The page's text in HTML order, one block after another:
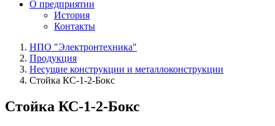
О предприятии
История
Контакты
НПО "Электронтехника"
Продукция
Несущие конструкции и металлоконструкции
Стойка КС-1-2-Бокс
Стойка КС-1-2-Бокс